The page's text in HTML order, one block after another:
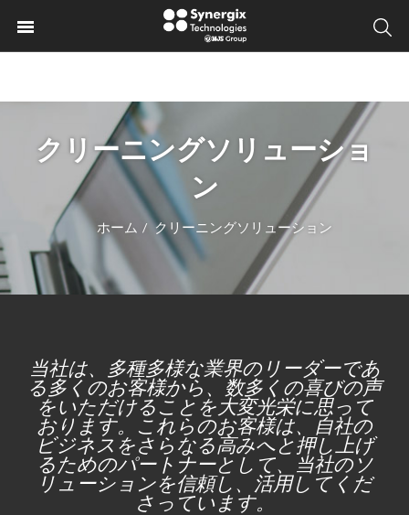
クリーニングソリューショ
ン
ホーム / クリーニングソリューション
当社は、多種多様な業界のリーダーであ
る多くのお客様から、数多くの喜びの声
をいただけることを大変光栄に思って
おります。これらのお客様は、自社の
ビジネスをさらなる高みへと押し上げ
るためのパートナーとして、当社のソ
リューションを信頼し、活用してくだ
さっています。